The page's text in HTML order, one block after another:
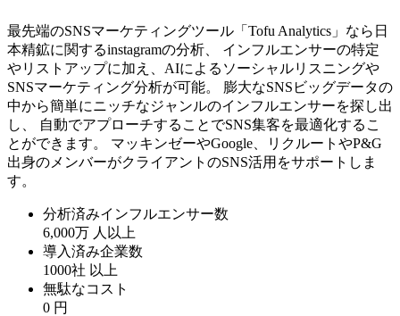
最先端のSNSマーケティングツール「Tofu Analytics」なら日
本精鉱に関するinstagramの分析、 インフルエンサーの特定
やリストアップに加え、AIによるソーシャルリスニングや
SNSマーケティング分析が可能。 膨大なSNSビッグデータの
中から簡単にニッチなジャンルのインフルエンサーを探し出
し、 自動でアプローチすることでSNS集客を最適化するこ
とができます。 マッキンゼーやGoogle、リクルートやP&G
出身のメンバーがクライアントのSNS活用をサポートしま
す。
分析済みインフルエンサー数
6,000万 人以上
導入済み企業数
1000社 以上
無駄なコスト
0 円